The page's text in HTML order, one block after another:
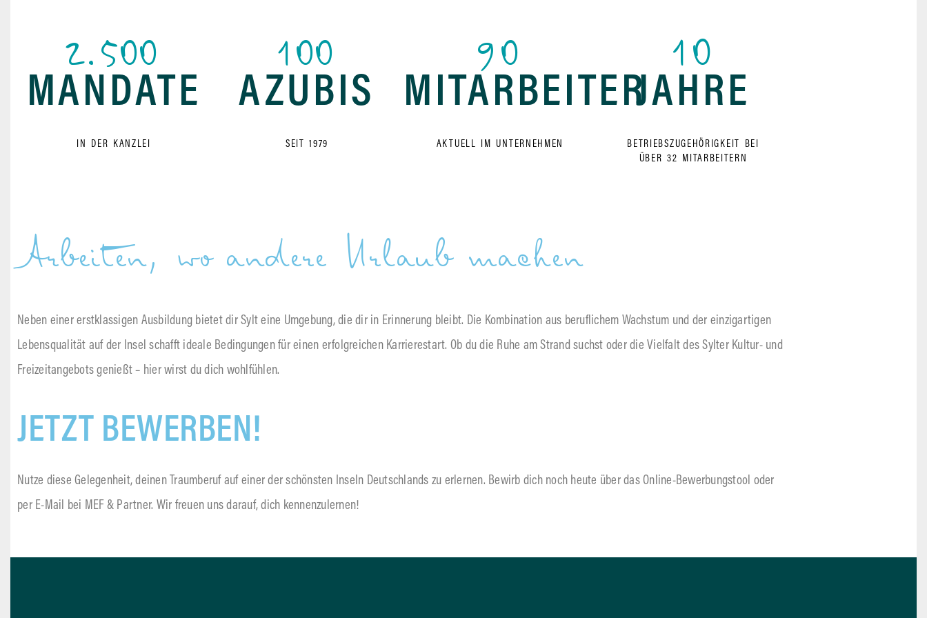
2.500
MANDATE
IN DER KANZLEI
100
AZUBIS
SEIT 1979
90
MITARBEITER
AKTUELL IM UNTERNEHMEN
10
JAHRE
BETRIEBSZUGEHÖRIGKEIT BEI
ÜBER 32 MITARBEITERN
Arbeiten, wo andere Urlaub machen
Neben einer erstklassigen Ausbildung bietet dir Sylt eine Umgebung, die dir in Erinnerung bleibt. Die Kombination aus beruflichem Wachstum und der einzigartigen
Lebensqualität auf der Insel schafft ideale Bedingungen für einen erfolgreichen Karrierestart. Ob du die Ruhe am Strand suchst oder die Vielfalt des Sylter Kultur- und
Freizeitangebots genießt – hier wirst du dich wohlfühlen.
JETZT BEWERBEN!
Nutze diese Gelegenheit, deinen Traumberuf auf einer der schönsten Inseln Deutschlands zu erlernen. Bewirb dich noch heute über das Online-Bewerbungstool oder
per E-Mail bei MEF & Partner. Wir freuen uns darauf, dich kennenzulernen!